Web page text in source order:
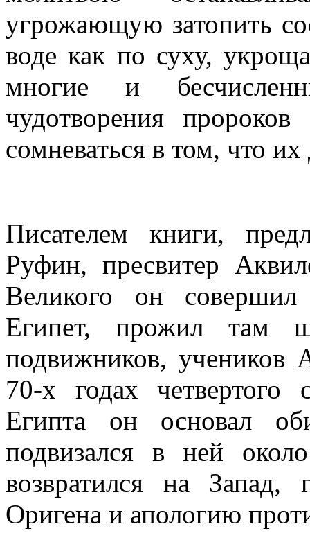
угрожающую затопить
воде как по суху,
многие и
чудотворения
сомневаться в том, что
Писателем книги,
Руфин, пресвитер
Великого он
Египет, прожил там
подвижников, учеников
70-х годах четвертого
Египта он основал
подвизался в ней
возвратился на Запад,
Оригена и апологию